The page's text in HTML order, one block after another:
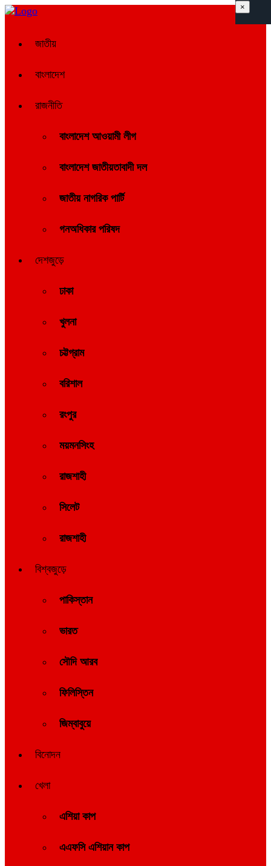
জাতীয়
বাংলাদেশ
রাজনীতি
বাংলাদেশ আওয়ামী লীগ
বাংলাদেশ জাতীয়তাবাদী দল
জাতীয় নাগরিক পার্টি
গনঅধিকার পরিষদ
দেশজুড়ে
ঢাকা
খুলনা
চট্টগ্রাম
বরিশাল
রংপুর
ময়মনসিংহ
রাজশাহী
সিলেট
রাজশাহী
বিশ্বজুড়ে
পাকিস্তান
ভারত
সৌদি আরব
ফিলিস্তিন
জিম্বাবুয়ে
বিনোদন
খেলা
এশিয়া কাপ
এএফসি এশিয়ান কাপ
×